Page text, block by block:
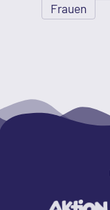
Frauen